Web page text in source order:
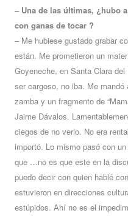
– Una de las últimas, ¿hubo
con ganas de tocar ?
– Me hubiese gustado grabar
están. Me prometieron un
Goyeneche, en Santa Clara
ser cargoso, no iba. Me
zamba y un fragmento de
Jaime Dávalos.
ciegos de no verlo. No era
importó. Lo mismo pasó con
que …no es que este en la
puedo decir con quien hablé
estuvieron en direcciones
estúpidos. Ahí no es el